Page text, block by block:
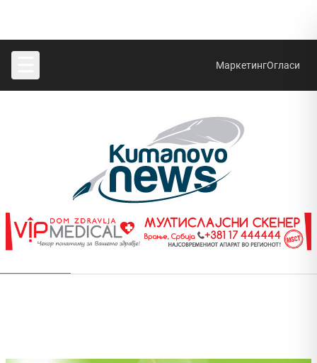
МаркетингОгласи